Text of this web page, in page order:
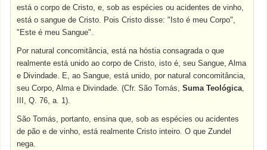
está o corpo de Cristo, e, sob as espécies ou acidentes de vinho,
está o sangue de Cristo. Pois Cristo disse: "Isto é meu Corpo",
"Este é meu Sangue".
Por natural concomitância, está na hóstia consagrada o que
realmente está unido ao corpo de Cristo, isto é, seu Sangue, Alma
e Divindade. E, ao Sangue, está unido, por natural concomitância,
seu Corpo, Alma e Divindade. (Cfr. São Tomás,Suma Teológica,
III, Q. 76, a. 1).
São Tomás, portanto, ensina que, sob as espécies ou acidentes
de pão e de vinho, está realmente Cristo inteiro. O que Zundel
nega.